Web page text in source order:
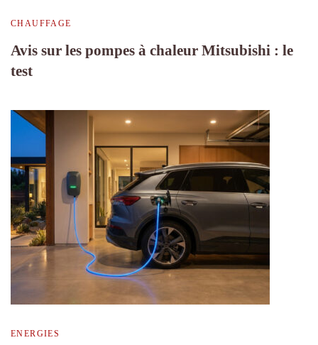
CHAUFFAGE
Avis sur les pompes à chaleur Mitsubishi : le
test
ENERGIES